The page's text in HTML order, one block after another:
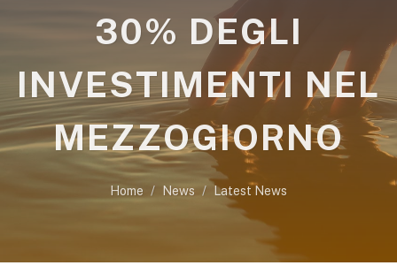
30% DEGLI
INVESTIMENTI NEL
MEZZOGIORNO
Home News Latest News